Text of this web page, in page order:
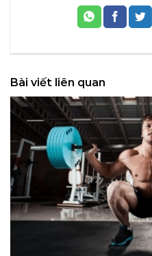
Bài viết liên quan